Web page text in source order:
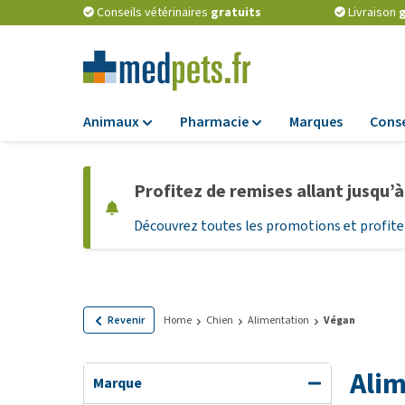
Conseils vétérinaires gratuits Livraison
Animaux
Croquettes
Alimentation
Friandises Chiots
Tout afficher
Pharmacie
Antiparasitaires
Vermifuges
Probiotiques et
Vitamines et
Matériel médical
Marques
Profitez de remises allant
Découvrez toutes les promotions et
Revenir Home Chien Alimentation Végan
Marque